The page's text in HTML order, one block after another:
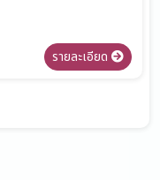
รายละเอียด